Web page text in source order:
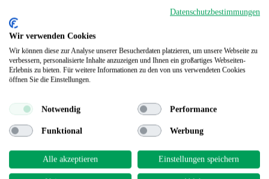
Terrassendielen
Datenschutzbestimmungen
Wir verwenden Cookies
Wir können diese zur Analyse unserer Besucherdaten platzieren, um unsere Webseite zu
verbessern, personalisierte Inhalte anzuzeigen und Ihnen ein großartiges Webseiten-
Erlebnis zu bieten. Für weitere Informationen zu den von uns verwendeten Cookies
öffnen Sie die Einstellungen.
Notwendig Performance
Funktional Werbung
Alle akzeptieren Einstellungen speichern